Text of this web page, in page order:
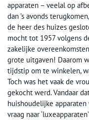
apparaten – veelal op
dan ’s avonds
de heer des huizes
mocht tot 1957 volgens
zakelijke
grote uitgaven! Daarom
tijdstip om te winkelen,
Toch was het vaak de
gekocht werd. Vandaar
huishoudelijke
vraag naar